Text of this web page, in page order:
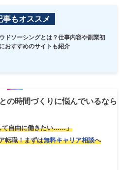
事もオススメ
ドソーシングとは？仕事内容や副業初
おすすめのサイトも紹介
の時間づくりに悩んでいるなら
て自由に働きたい……」
転職！まずは無料キャリア相談へ